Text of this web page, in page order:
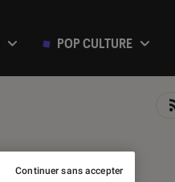
POP CULTURE
Continuer sans accepter